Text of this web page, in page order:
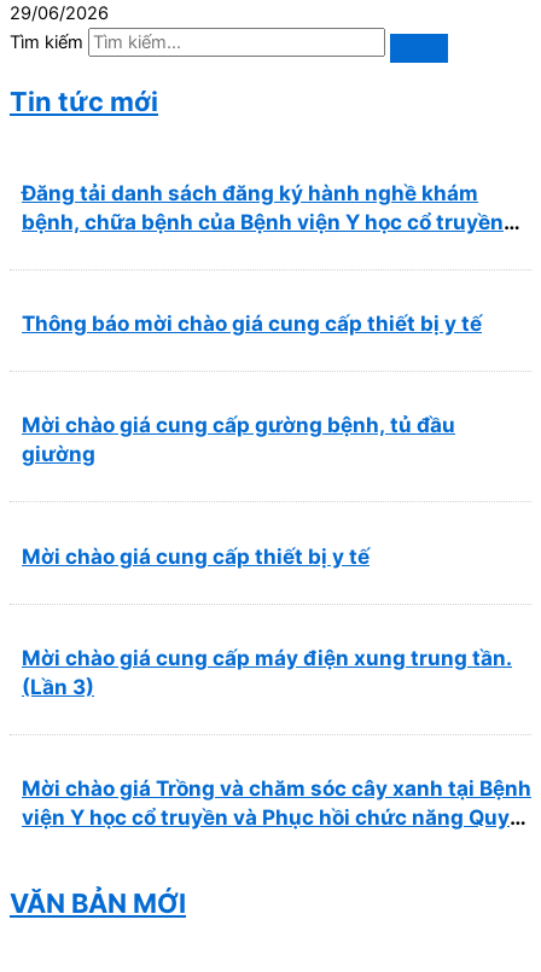
29/06/2026
Tìm kiếm
Tin tức mới
Đăng tải danh sách đăng ký hành nghề khám
bệnh, chữa bệnh của Bệnh viện Y học cổ truyền
Thông báo mời chào giá cung cấp thiết bị y tế
Mời chào giá cung cấp gường bệnh, tủ đầu
giường
Mời chào giá cung cấp thiết bị y tế
Mời chào giá cung cấp máy điện xung trung tần.
(Lần 3)
Mời chào giá Trồng và chăm sóc cây xanh tại Bệnh
viện Y học cổ truyền và Phục hồi chức năng Quy
VĂN BẢN MỚI